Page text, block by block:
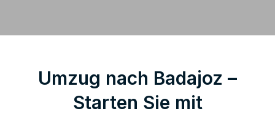
Umzug nach Badajoz –
Starten Sie mit